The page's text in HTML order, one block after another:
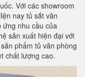
Với các showroom
nay tủ sắt văn
ứng nhu cầu của
sản xuất hiện đại với
phẩm tủ văn phòng
chất lượng cao.